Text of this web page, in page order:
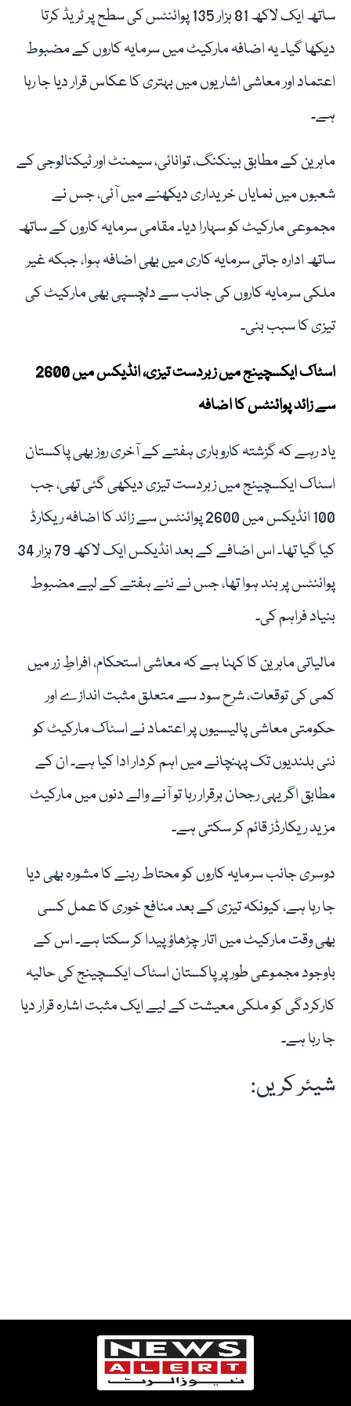
ساتھ ایک لاکھ 81 ہزار 135 پوائنٹس کی سطح پر ٹریڈ کرتا
دیکھا گیا۔ یہ اضافہ مارکیٹ میں سرمایہ کاروں کے مضبوط
اعتماد اور معاشی اشاریوں میں بہتری کا عکاس قرار دیا جا رہا
ہے۔
ماہرین کے مطابق بینکنگ، توانائی، سیمنٹ اور ٹیکنالوجی کے
شعبوں میں نمایاں خریداری دیکھنے میں آئی، جس نے
مجموعی مارکیٹ کو سہارا دیا۔ مقامی سرمایہ کاروں کے ساتھ
ساتھ ادارہ جاتی سرمایہ کاری میں بھی اضافہ ہوا، جبکہ غیر
ملکی سرمایہ کاروں کی جانب سے دلچسپی بھی مارکیٹ کی
تیزی کا سبب بنی۔
اسٹاک ایکسچینج میں زبردست تیزی، انڈیکس میں 2600
سے زائد پوائنٹس کا اضافہ
یاد رہے کہ گزشتہ کاروباری ہفتے کے آخری روز بھی پاکستان
اسٹاک ایکسچینج میں زبردست تیزی دیکھی گئی تھی، جب
100 انڈیکس میں 2600 پوائنٹس سے زائد کا اضافہ ریکارڈ
کیا گیا تھا۔ اس اضافے کے بعد انڈیکس ایک لاکھ 79 ہزار 34
پوائنٹس پر بند ہوا تھا، جس نے نئے ہفتے کے لیے مضبوط
بنیاد فراہم کی۔
مالیاتی ماہرین کا کہنا ہے کہ معاشی استحکام، افراطِ زر میں
کمی کی توقعات، شرح سود سے متعلق مثبت اندازے اور
حکومتی معاشی پالیسیوں پر اعتماد نے اسٹاک مارکیٹ کو
نئی بلندیوں تک پہنچانے میں اہم کردار ادا کیا ہے۔ ان کے
مطابق اگر یہی رجحان برقرار رہا تو آنے والے دنوں میں مارکیٹ
مزید ریکارڈز قائم کر سکتی ہے۔
دوسری جانب سرمایہ کاروں کو محتاط رہنے کا مشورہ بھی دیا
جا رہا ہے، کیونکہ تیزی کے بعد منافع خوری کا عمل کسی
بھی وقت مارکیٹ میں اتار چڑھاؤ پیدا کر سکتا ہے۔ اس کے
باوجود مجموعی طور پر پاکستان اسٹاک ایکسچینج کی حالیہ
کارکردگی کو ملکی معیشت کے لیے ایک مثبت اشارہ قرار دیا
جا رہا ہے۔
شیئر کریں: